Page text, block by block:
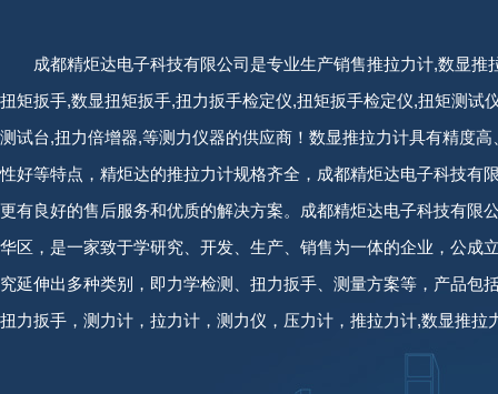
成都精炬达电子科技有限公司是专业生产销售推拉力计,数显推
扭矩扳手,数显扭矩扳手,扭力扳手检定仪,扭矩扳手检定仪,扭矩测试
测试台,扭力倍增器,等测力仪器的供应商！数显推拉力计具有精度
性好等特点，精炬达的推拉力计规格齐全，成都精炬达电子科技有
更有良好的售后服务和优质的解决方案。成都精炬达电子科技有限
华区，是一家致于学研究、开发、生产、销售为一体的企业，公成
究延伸出多种类别，即力学检测、扭力扳手、测量方案等，产品包
扭力扳手，测力计，拉力计，测力仪，压力计，推拉力计,数显推拉
矩扳手,数显扭矩扳手,扭力扳手检定仪,扭矩扳手检定仪,扭矩测试仪